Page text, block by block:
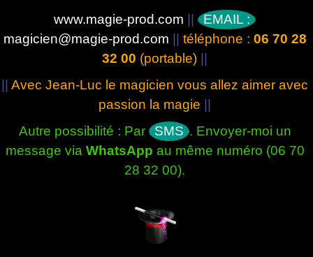
www.magie-prod.com || EMAIL :
magicien@magie-prod.com
téléphone : 06 70 28
32 00 (portable)
||Avec Jean-Luc le magicien vous allez aimer avec
passion la magie
Autre possibilité : Par
SMS . Envoyer-moi un
message via WhatsApp au même numéro (06 70
28 32 00).